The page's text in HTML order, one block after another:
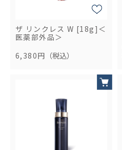
ザ リンクレス W [18g]＜
医薬部外品＞
6,380円 （税込）